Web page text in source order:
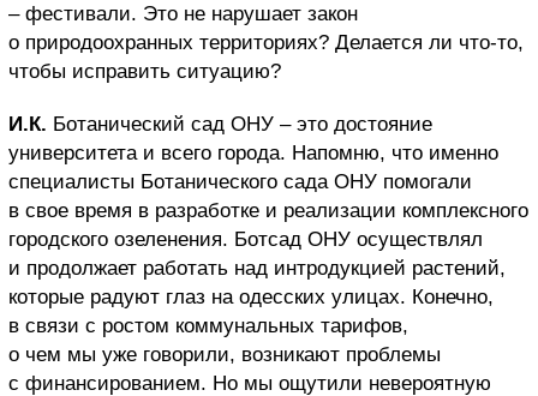
– фестивали. Это не нарушает закон
о природоохранных территориях? Делается ли что-то,
чтобы исправить ситуацию?
И.К. Ботанический сад ОНУ – это достояние
университета и всего города. Напомню, что именно
специалисты Ботанического сада ОНУ помогали
в свое время в разработке и реализации комплексного
городского озеленения. Ботсад ОНУ осуществлял
и продолжает работать над интродукцией растений,
которые радуют глаз на одесских улицах. Конечно,
в связи с ростом коммунальных тарифов,
о чем мы уже говорили, возникают проблемы
с финансированием. Но мы ощутили невероятную